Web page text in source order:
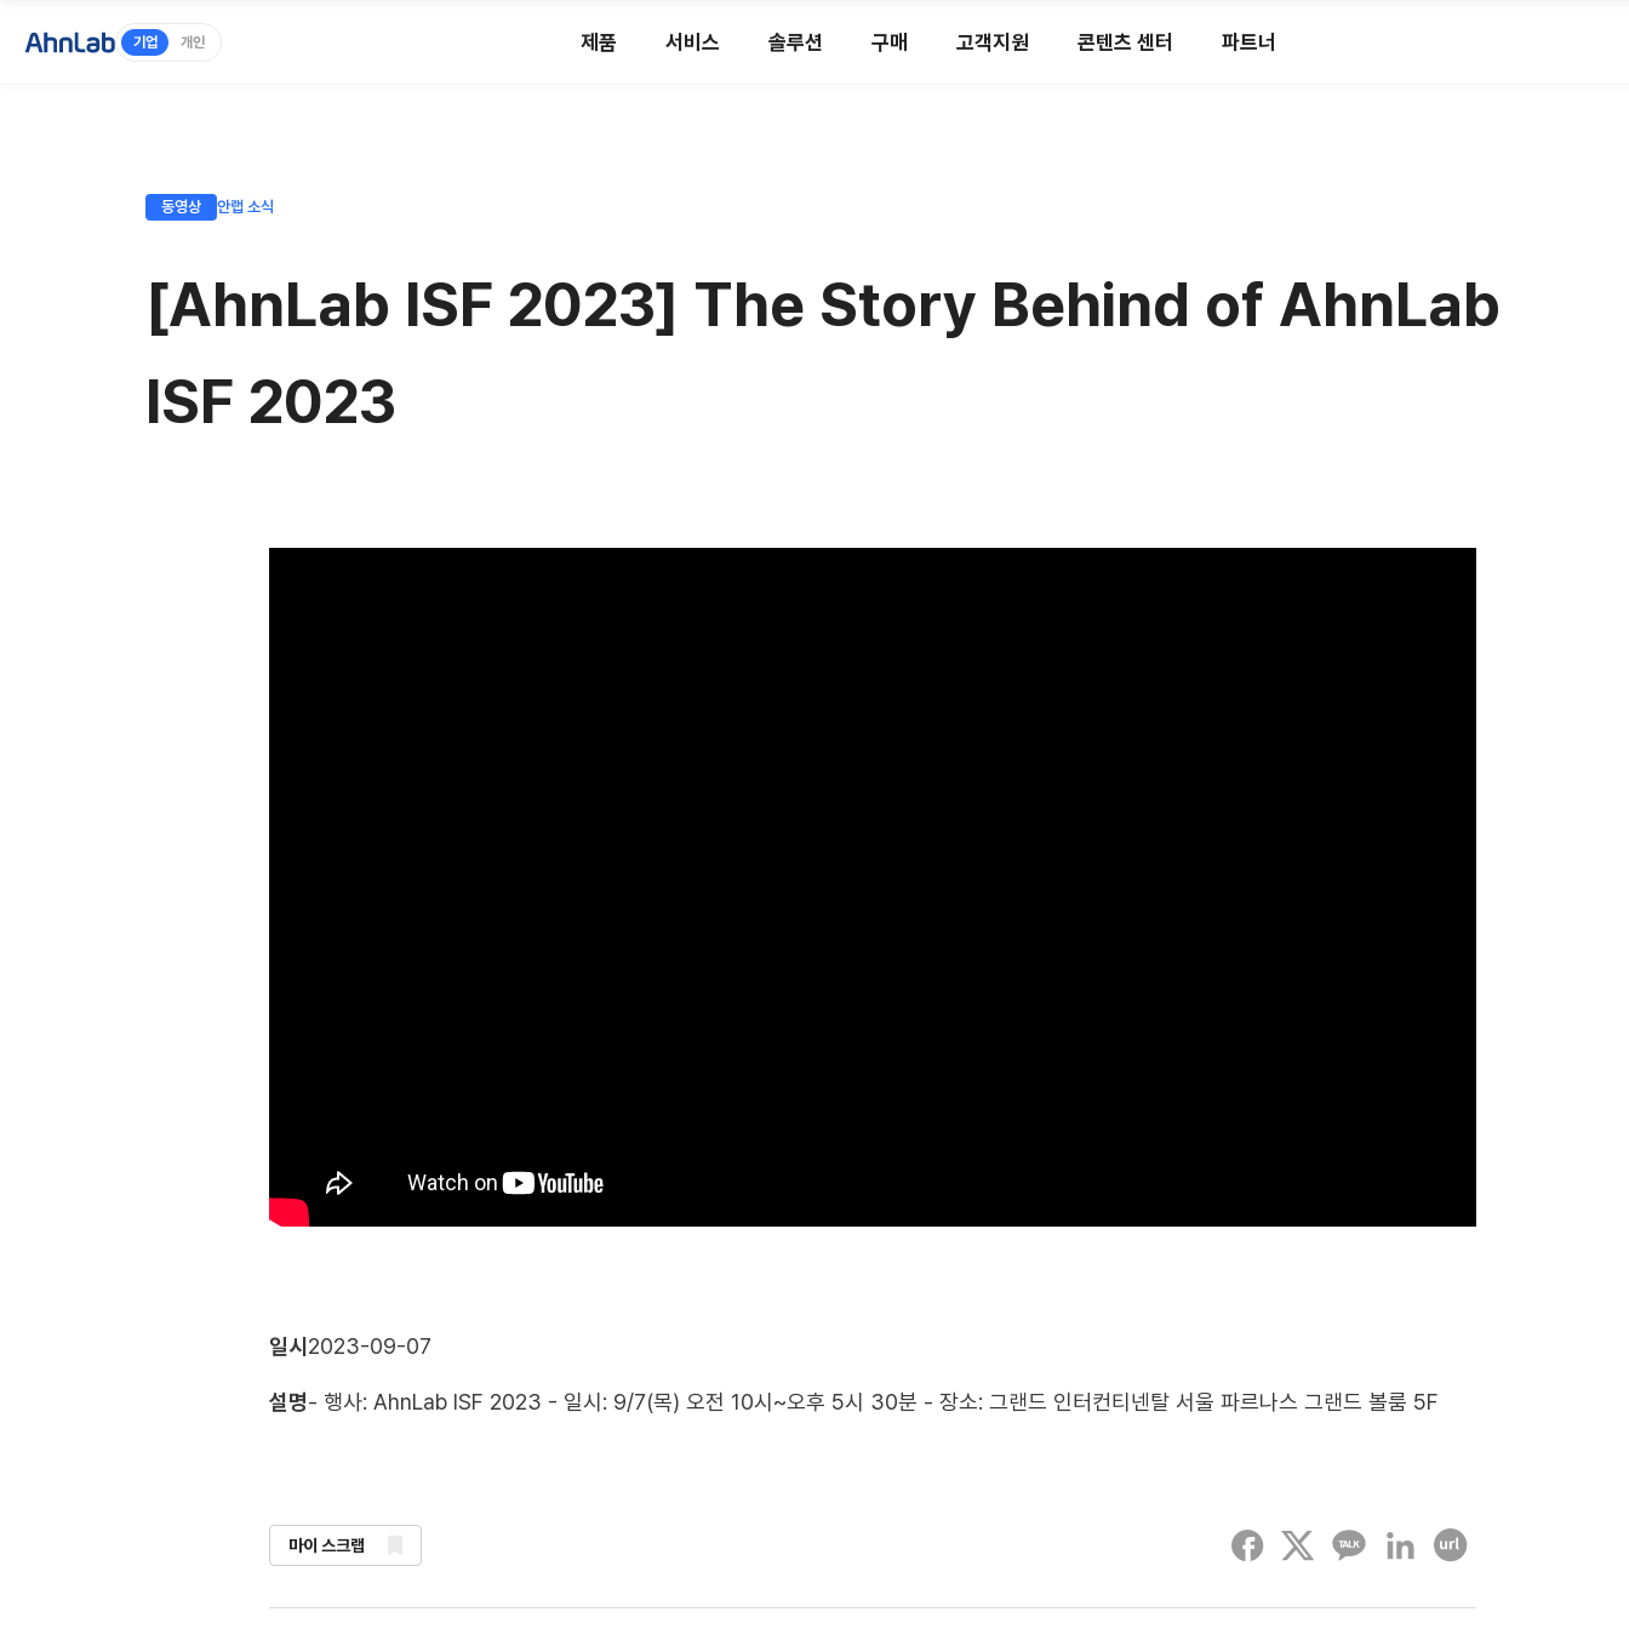
기업 개인 제품 서비스 솔루션 구매 고객지원 콘텐츠 센터 파트너
동영상 안랩 소식
[AhnLab ISF 2023] The Story Behind of AhnLab
ISF 2023
일시
설명
2023-09-07
- 행사: AhnLab ISF 2023 - 일시: 9/7(목) 오전 10시~오후 5시 30분 - 장소: 그랜드 인터컨티넨탈 서울 파르나스 그랜드 볼룸 5F
마이 스크랩 페이스북 트위터 카카오톡 링크드인 URL 복사하기